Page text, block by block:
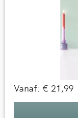
Vanaf: € 21,99